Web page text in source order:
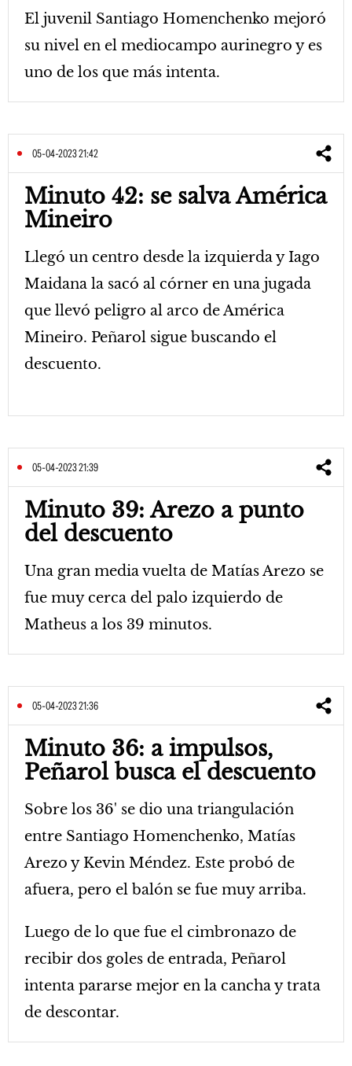
El juvenil Santiago Homenchenko mejoró
su nivel en el mediocampo aurinegro y es
uno de los que más intenta.
05-04-2023 21:42
Minuto 42: se salva América
Mineiro
Llegó un centro desde la izquierda y Iago
Maidana la sacó al córner en una jugada
que llevó peligro al arco de América
Mineiro. Peñarol sigue buscando el
descuento.
05-04-2023 21:39
Minuto 39: Arezo a punto
del descuento
Una gran media vuelta de Matías Arezo se
fue muy cerca del palo izquierdo de
Matheus a los 39 minutos.
05-04-2023 21:36
Minuto 36: a impulsos,
Peñarol busca el descuento
Sobre los 36' se dio una triangulación
entre Santiago Homenchenko, Matías
Arezo y Kevin Méndez. Este probó de
afuera, pero el balón se fue muy arriba.
Luego de lo que fue el cimbronazo de
recibir dos goles de entrada, Peñarol
intenta pararse mejor en la cancha y trata
de descontar.